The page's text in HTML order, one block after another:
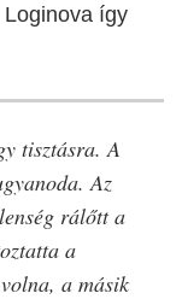
így
tisztásra. A
Az
rálőtt a
a
a másik